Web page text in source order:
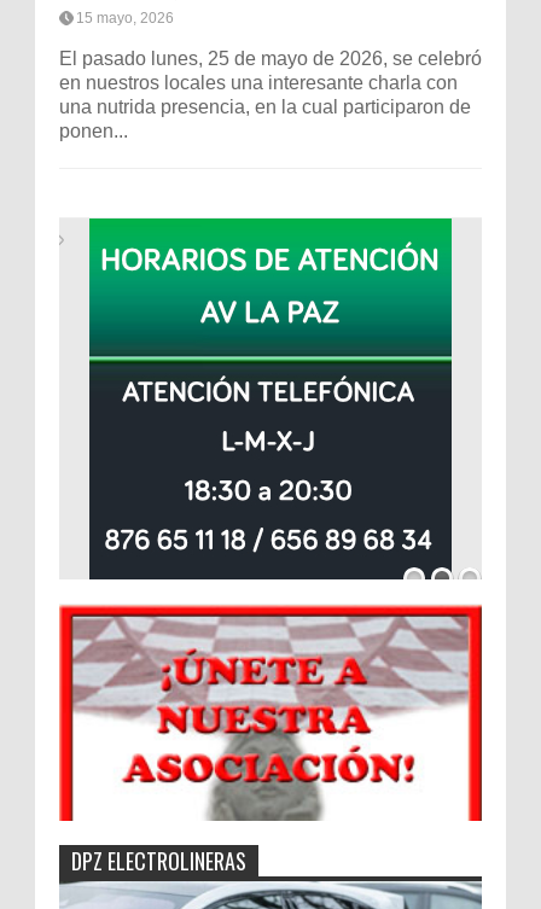
15 mayo, 2026
El pasado lunes, 25 de mayo de 2026, se celebró
en nuestros locales una interesante charla con
una nutrida presencia, en la cual participaron de
ponen...
DPZ ELECTROLINERAS